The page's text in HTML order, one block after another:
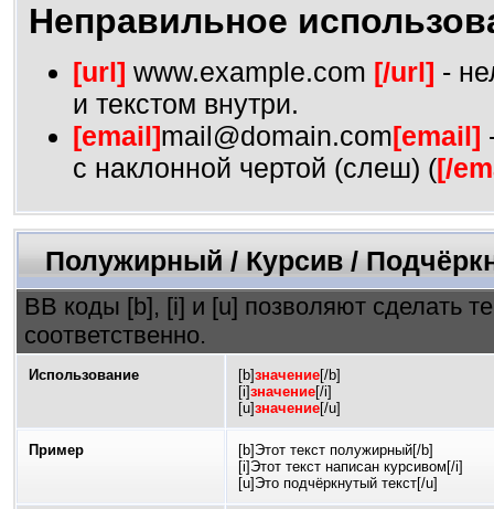
Неправильное
[url] www.example.com [/url] -
и текстом внутри.
[email]mail@domain.com[email]
с наклонной чертой (слеш) ([/
Полужирный / Курсив /
BB коды [b], [i] и [u] позволяют сделать
соответственно.
Использование [b]значение[/b]
[i]значение[/i]
[u]значение[/u]
Пример
[b]Этот текст полужирный[/b]
[i]Этот текст написан курсивом[/i]
[u]Это подчёркнутый текст[/u]